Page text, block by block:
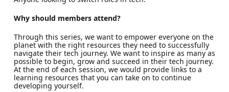
Why should members attend?
Through this series, we want to empower everyone on the
planet with the right resources they need to successfully
navigate their tech journey. We want to inspire as many as
possible to begin, grow and succeed in their tech journey.
At the end of each session, we would provide links to a
learning resources that you can take on to continue
developing yourself.